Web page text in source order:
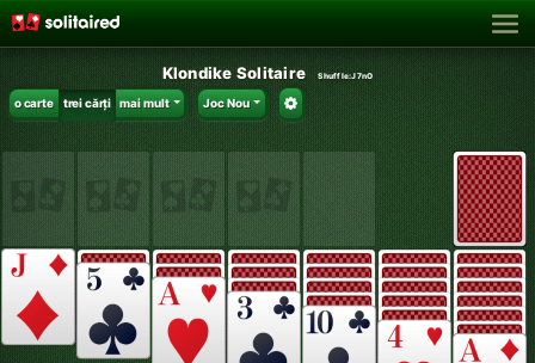
Klondike Solitaire Shuffle:J7nO
o carte trei cărți mai mult Joc Nou